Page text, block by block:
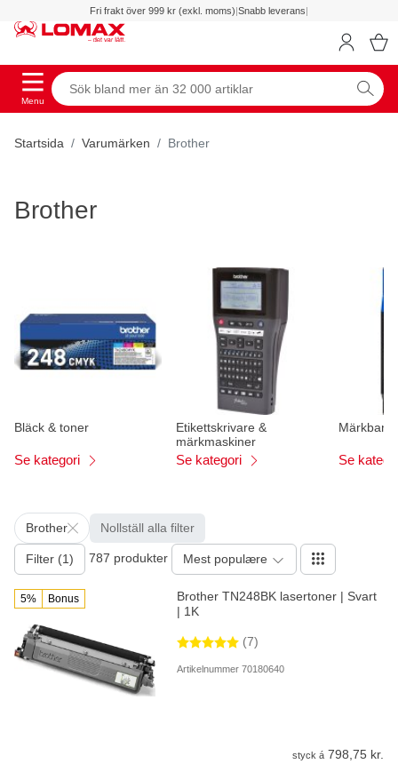
Fri frakt över 999 kr (exkl. moms)|Snabb leverans|
Menu
Startsida Varumärken Brother
Brother
Bläck & toner
Se kategori
Etikettskrivare &
märkmaskiner
Se kategori Se
Brother Nollställ alla filter
Filter (1) 787 produkter Mest populære
5% Bonus
Brother TN248BK lasertoner | Svart
| 1K
(7)
Artikelnummer 70180640
styck á 798,75 kr.